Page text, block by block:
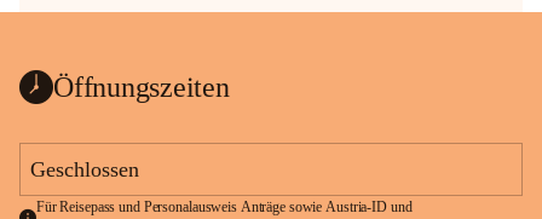
Öffnungszeiten
Geschlossen
Für Reisepass und Personalausweis Anträge sowie Austria-ID und